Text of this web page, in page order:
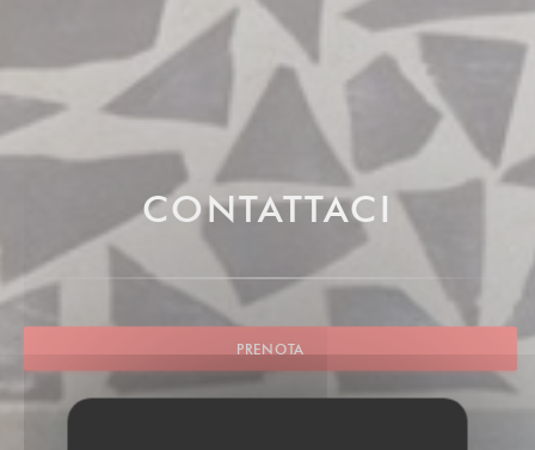
CONTATTACI
PRENOTA